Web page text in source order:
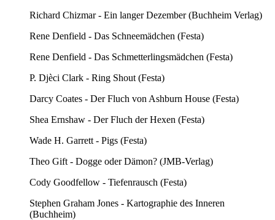
Richard Chizmar - Ein langer Dezember (Buchheim Verlag)
Rene Denfield - Das Schneemädchen (Festa)
Rene Denfield - Das Schmetterlingsmädchen (Festa)
P. Djèci Clark - Ring Shout (Festa)
Darcy Coates - Der Fluch von Ashburn House (Festa)
Shea Ernshaw - Der Fluch der Hexen (Festa)
Wade H. Garrett - Pigs (Festa)
Theo Gift - Dogge oder Dämon? (JMB-Verlag)
Cody Goodfellow - Tiefenrausch (Festa)
Stephen Graham Jones - Kartographie des Inneren
(Buchheim)